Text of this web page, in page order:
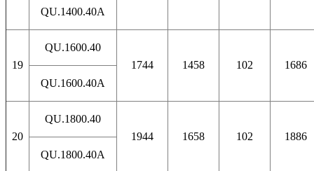
QU.1400.40A
19
QU.1600.40
1744
1458 102
1686
QU.1600.40A
20
QU.1800.40
1944
1658 102
1886
QU.1800.40A